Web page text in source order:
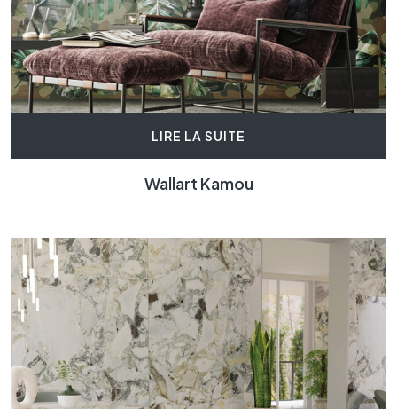
LIRE LA SUITE
Wallart Kamou